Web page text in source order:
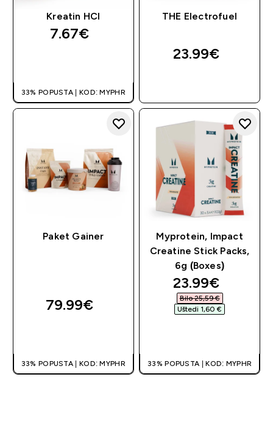
Kreatin HCl
7.67€‎
33% POPUSTA | KOD: MYPHR
THE Electrofuel
23.99€‎
Paket Gainer
79.99€‎
33% POPUSTA | KOD: MYPHR
Myprotein, Impact
Creatine Stick Packs,
6g (Boxes)
discounted
23.99€‎
Bilo 25,59 €‎
Uštedi 1,60 €‎
33% POPUSTA | KOD: MYPHR